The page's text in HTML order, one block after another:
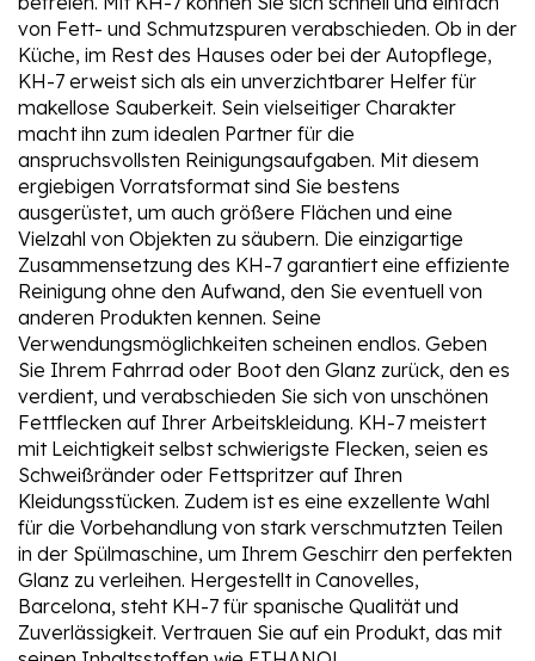
von Fett- und Schmutzspuren verabschieden. Ob in der
Küche, im Rest des Hauses oder bei der Autopflege,
KH-7 erweist sich als ein unverzichtbarer Helfer für
makellose Sauberkeit. Sein vielseitiger Charakter
macht ihn zum idealen Partner für die
anspruchsvollsten Reinigungsaufgaben. Mit diesem
ergiebigen Vorratsformat sind Sie bestens
ausgerüstet, um auch größere Flächen und eine
Vielzahl von Objekten zu säubern. Die einzigartige
Zusammensetzung des KH-7 garantiert eine effiziente
Reinigung ohne den Aufwand, den Sie eventuell von
anderen Produkten kennen. Seine
Verwendungsmöglichkeiten scheinen endlos. Geben
Sie Ihrem Fahrrad oder Boot den Glanz zurück, den es
verdient, und verabschieden Sie sich von unschönen
Fettflecken auf Ihrer Arbeitskleidung. KH-7 meistert
mit Leichtigkeit selbst schwierigste Flecken, seien es
Schweißränder oder Fettspritzer auf Ihren
Kleidungsstücken. Zudem ist es eine exzellente Wahl
für die Vorbehandlung von stark verschmutzten Teilen
in der Spülmaschine, um Ihrem Geschirr den perfekten
Glanz zu verleihen. Hergestellt in Canovelles,
Barcelona, steht KH-7 für spanische Qualität und
Zuverlässigkeit. Vertrauen Sie auf ein Produkt, das mit